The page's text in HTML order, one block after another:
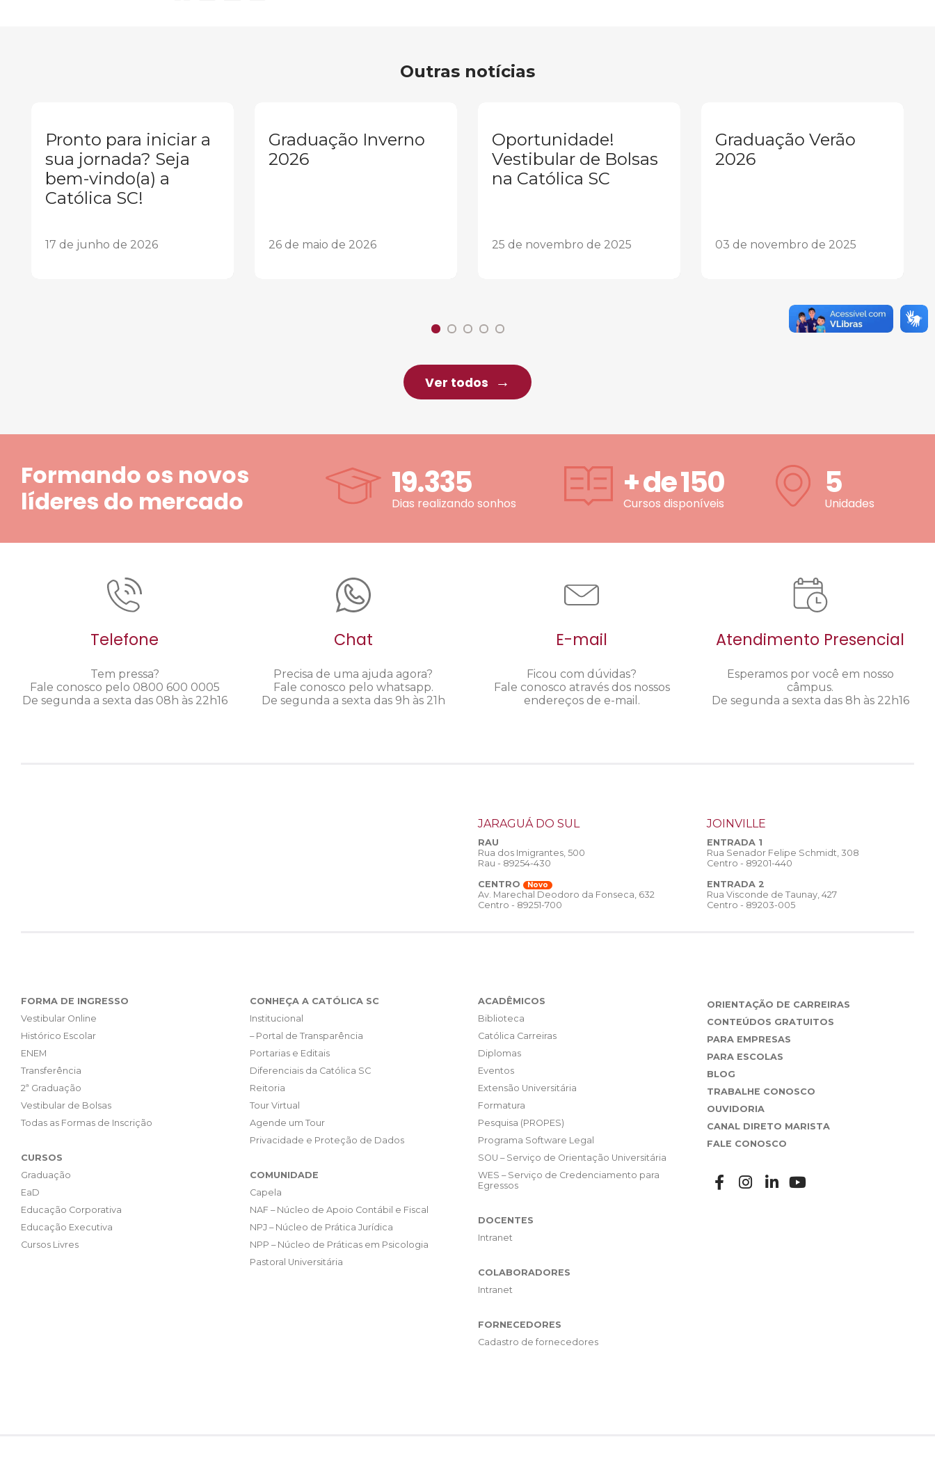
Outras notícias
Pronto para iniciar a
sua jornada? Seja
bem-vindo(a) a
Católica SC!
17 de junho de 2026
Graduação Inverno
2026
26 de maio de 2026
Oportunidade!
Vestibular de Bolsas
na Católica SC
25 de novembro de 2025
Graduação Verão
2026
03 de novembro de 2025
Ver todos
Formando os novos
líderes do mercado
19.335
Dias realizando sonhos
+ de150
Cursos disponíveis
5
Unidades
Telefone
Tem pressa?
Fale conosco pelo 0800 600 0005
De segunda a sexta das 08h às 22h16
Chat
Precisa de uma ajuda agora?
Fale conosco pelo whatsapp.
De segunda a sexta das 9h às 21h
E-mail
Ficou com dúvidas?
Fale conosco através dos nossos
endereços de e-mail.
Atendimento Presencial
Esperamos por você em nosso
câmpus.
De segunda a sexta das 8h às 22h16
JARAGUÁ DO SUL
RAU
Rua dos Imigrantes, 500
Rau - 89254-430
CENTRO
Novo
Av. Marechal Deodoro da Fonseca, 632
Centro - 89251-700
JOINVILLE
ENTRADA 1
Rua Senador Felipe Schmidt, 308
Centro - 89201-440
ENTRADA 2
Rua Visconde de Taunay, 427
Centro - 89203-005
FORMA DE INGRESSO
Vestibular Online
Histórico Escolar
ENEM
Transferência
2ª Graduação
Vestibular de Bolsas
Todas as Formas de Inscrição
CURSOS
Graduação
EaD
Educação Corporativa
Educação Executiva
Cursos Livres
CONHEÇA A CATÓLICA SC
Institucional
– Portal de Transparência
Portarias e Editais
Diferenciais da Católica SC
Reitoria
Tour Virtual
Agende um Tour
Privacidade e Proteção de Dados
COMUNIDADE
Capela
NAF – Núcleo de Apoio Contábil e Fiscal
NPJ – Núcleo de Prática Jurídica
NPP – Núcleo de Práticas em Psicologia
Pastoral Universitária
ACADÊMICOS
Biblioteca
Católica Carreiras
Diplomas
Eventos
Extensão Universitária
Formatura
Pesquisa (PROPES)
Programa Software Legal
SOU – Serviço de Orientação Universitária
WES – Serviço de Credenciamento para
Egressos
DOCENTES
Intranet
COLABORADORES
Intranet
FORNECEDORES
Cadastro de fornecedores
ORIENTAÇÃO DE CARREIRAS
CONTEÚDOS GRATUITOS
PARA EMPRESAS
PARA ESCOLAS
BLOG
TRABALHE CONOSCO
OUVIDORIA
CANAL DIRETO MARISTA
FALE CONOSCO